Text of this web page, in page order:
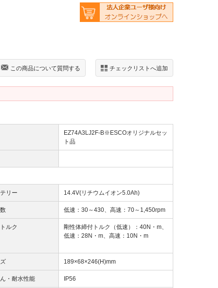
チェックリストへ追加
この商品について質問する
EZ74A3LJ2F-B※ESCOオリジナルセッ
ト品
リー 14.4V(リチウムイオン5.0Ah)
低速：30～430、高速：70～1,450rpm
ルク
剛性体締付トルク（低速）：40N・m、
低速：28N・m、高速：10N・m
189×68×246(H)mm
・耐水性能 IP56